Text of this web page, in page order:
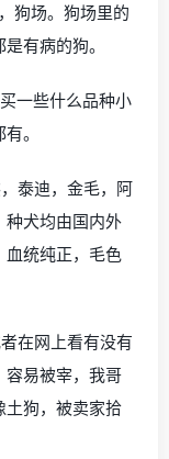
狗场。狗场里的
有病的狗。
一些什么品种小
。
泰迪，金毛，阿
种犬均由国内外
血统纯正，毛色
在网上看有没有
容易被宰，我哥
土狗，被卖家拾